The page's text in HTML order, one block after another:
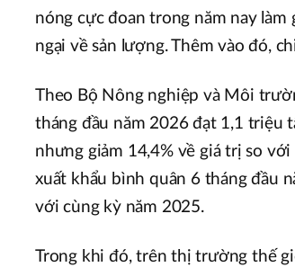
nóng cực đoan trong năm nay làm
ngại về sản lượng. Thêm vào đó,
Theo Bộ Nông nghiệp và Môi
tháng đầu năm 2026 đạt 1,1 triệu
nhưng giảm 14,4% về giá trị so
xuất khẩu bình quân 6 tháng đầu
với cùng kỳ năm 2025.
Trong khi đó, trên thị trường thế